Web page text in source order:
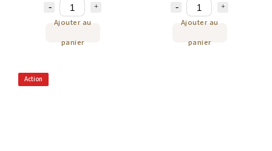
Ajouter au
panier
Ajouter au
panier
Action